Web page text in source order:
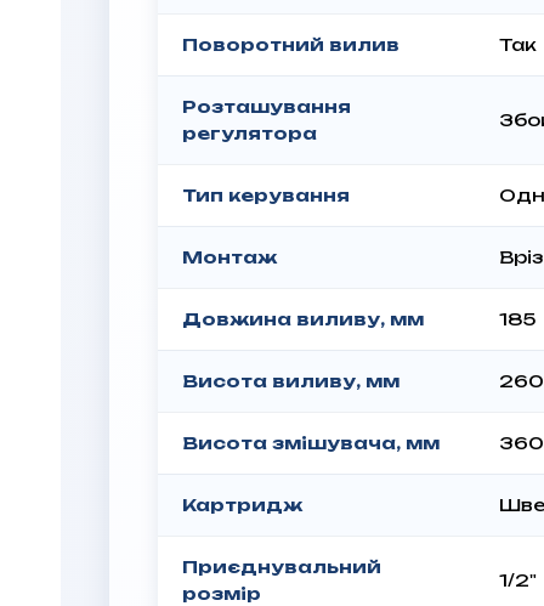
Поворотний вилив Так
Розташування
регулятора
Тип керування
Монтаж
Довжина виливу, мм 185
Висота виливу, мм 260
Висота змішувача, мм 360
Картридж
Приєднувальний
розмір
1/2"